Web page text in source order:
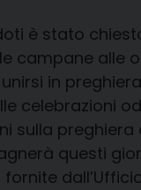
è stato
campane alle
in
celebrazioni
sulla preghiera
questi